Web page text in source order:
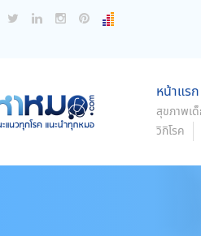
หน้าแรก
สุขภาพเ
วิกิโรค